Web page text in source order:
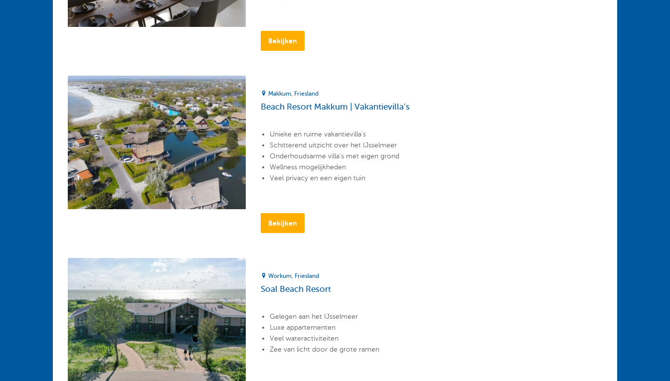
Bekijken
Makkum Friesland
Beach Resort Makkum | Vakantievilla’s
Unieke en ruime vakantievilla's
Schitterend uitzicht over het IJsselmeer
Onderhoudsarme villa's met eigen grond
Wellness mogelijkheden
Veel privacy en een eigen tuin
Bekijken
Workum Friesland
Soal Beach Resort
Gelegen aan het IJsselmeer
Luxe appartementen
Veel wateractiviteiten
Zee van licht door de grote ramen